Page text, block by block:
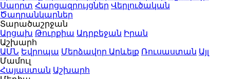
Սպորտ Հարցազրույցներ Վերլուծական
Ծաղրանկարներ
Տարածաշրջան
Արցախ Թուրքիա Ադրբեջան Իրան
Աշխարհ
ԱՄՆ Եվրոպա Մերձավոր Արևելք Ռուսաստան Այլ
Մամուլ
Հայաստան Աշխարհ